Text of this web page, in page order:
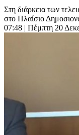
Στη διάρκεια των
στο Πλαίσιο
07:48 | Πέμπτη 20